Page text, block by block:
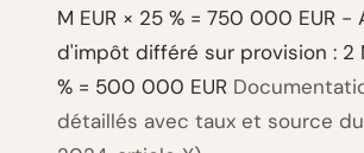
M EUR × 25 % = 750 000 EUR -
d'impôt différé sur provision : 2
% = 500 000 EUR
détaillés avec taux et source